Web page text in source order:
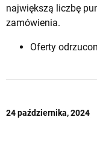
największą liczbę
zamówienia.
Oferty
24 października, 2024